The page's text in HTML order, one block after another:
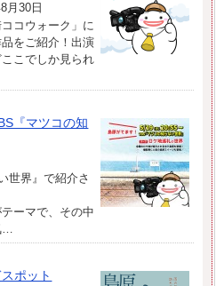
月30日
コウォーク」に
をご紹介！出演
こでしか見られ
『マツコの知
世界』で紹介さ
ーマで、その中
…
ポット